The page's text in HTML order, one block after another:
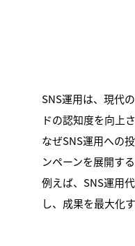
SNS運用は、現代
ドの認知度を向上
なぜSNS運用への
ンペーンを展開す
例えば、SNS運用
し、成果を最大化